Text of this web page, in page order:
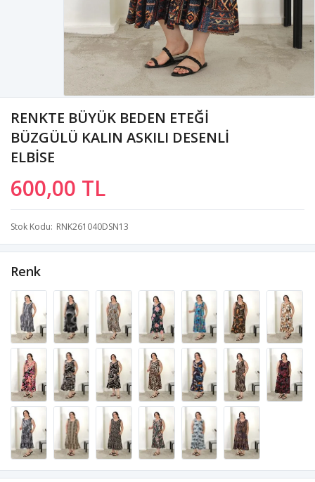
RENKTE BÜYÜK BEDEN ETEĞİ
BÜZGÜLÜ KALIN ASKILI DESENLİ
ELBİSE
600,00 TL
Stok Kodu RNK261040DSN13
Renk